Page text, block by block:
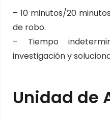
– 10 minutos/20
de robo.
– Tiempo
investigación y
Unidad de